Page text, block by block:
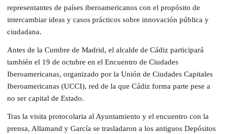
representantes de países iberoamericanos con el propósito de
intercambiar ideas y casos prácticos sobre innovación pública y
ciudadana.
Antes de la Cumbre de Madrid, el alcalde de Cádiz participará
también el 19 de octubre en el Encuentro de Ciudades
Iberoamericanas, organizado por la Unión de Ciudades Capitales
Iberoamericanas (UCCI), red de la que Cádiz forma parte pese a
no ser capital de Estado.
Tras la visita protocolaria al Ayuntamiento y el encuentro con la
prensa, Allamand y García se trasladaron a los antiguos Depósitos